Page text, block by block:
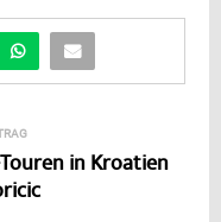
in Kroatien